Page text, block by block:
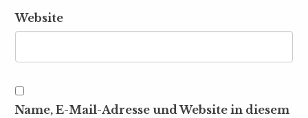
Website
Name, E-Mail-Adresse und Website in diesem